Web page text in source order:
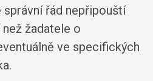
řád nepřipouští
žadatele o
ve specifických